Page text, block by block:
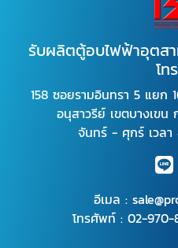
รับผลิตตู้อบไฟฟ้าอุตสา
โท
158 ซอยรามอินทรา 5 แยก
อนุสาวรีย์ เขตบางเขน
จันทร์ - ศุกร์ เวล
อีเมล :
โทรศัพท์ : 02-970-